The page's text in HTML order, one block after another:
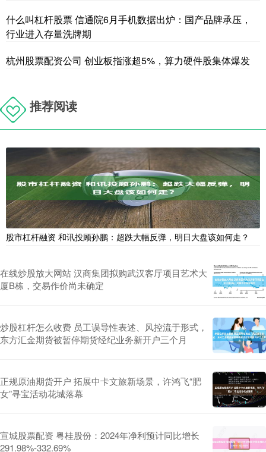
什么叫杠杆股票 信通院6月手机数据出炉：国产品牌承压，
行业进入存量洗牌期
杭州股票配资公司 创业板指涨超5%，算力硬件股集体爆发
推荐阅读
股市杠杆融资 和讯投顾孙鹏：超跌大幅反弹，明日大盘该如何走？
在线炒股放大网站 汉商集团拟购武汉客厅项目艺术大
厦B栋，交易作价尚未确定
炒股杠杆怎么收费 员工误导性表述、风控流于形式，
东方汇金期货被暂停期货经纪业务新开户三个月
正规原油期货开户 拓展中卡文旅新场景，许鸿飞“肥
女”寻宝活动花城落幕
宣城股票配资 粤桂股份：2024年净利预计同比增长
291.98%-332.69%